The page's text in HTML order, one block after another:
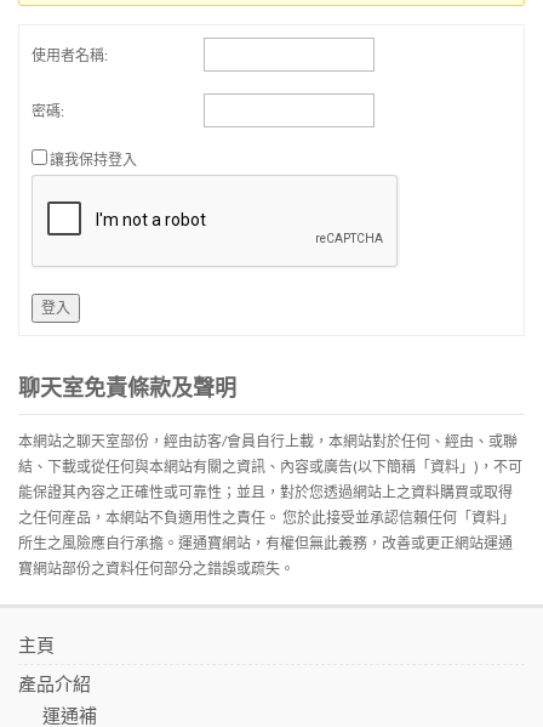
使用者名稱:
密碼:
讓我保持登入
登入
聊天室免責條款及聲明
本網站之聊天室部份，經由訪客/會員自行上載，本網站對於任何、經由、或聯
結、下載或從任何與本網站有關之資訊、內容或廣告(以下簡稱「資料」)，不可
能保證其內容之正確性或可靠性；並且，對於您透過網站上之資料購買或取得
之任何産品，本網站不負適用性之責任。 您於此接受並承認信賴任何「資料」
所生之風險應自行承擔。運通寶網站，有權但無此義務，改善或更正網站運通
寶網站部份之資料任何部分之錯誤或疏失。
主頁
產品介紹
運通補